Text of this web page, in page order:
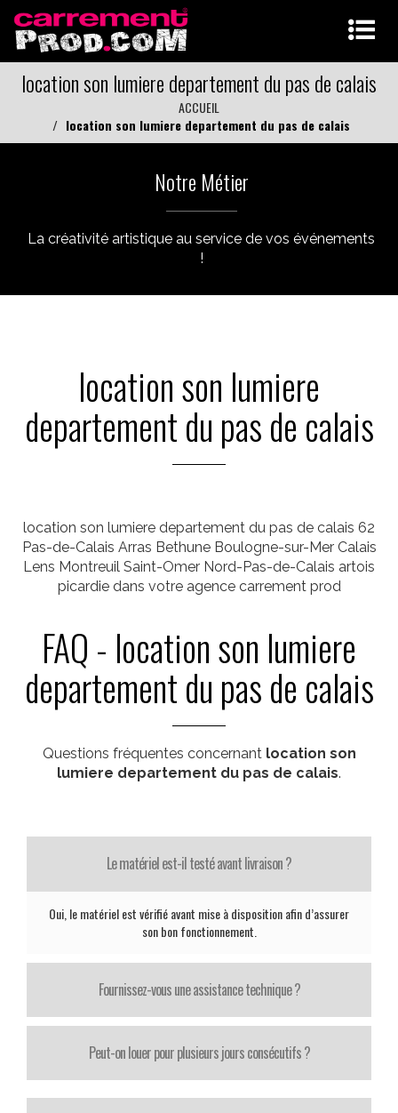
location son lumiere departement du pas de calais
ACCUEIL
location son lumiere departement du pas de calais
Notre Métier
La créativité artistique au service de vos événements
!
location son lumiere
departement du pas de calais
location son lumiere departement du pas de calais 62
Pas-de-Calais Arras Bethune Boulogne-sur-Mer Calais
Lens Montreuil Saint-Omer Nord-Pas-de-Calais artois
picardie dans votre agence carrement prod
FAQ - location son lumiere
departement du pas de calais
Questions fréquentes concernant location son
lumiere departement du pas de calais.
Le matériel est-il testé avant livraison ?
Oui, le matériel est vérifié avant mise à disposition afin d’assurer
son bon fonctionnement.
Fournissez-vous une assistance technique ?
Peut-on louer pour plusieurs jours consécutifs ?